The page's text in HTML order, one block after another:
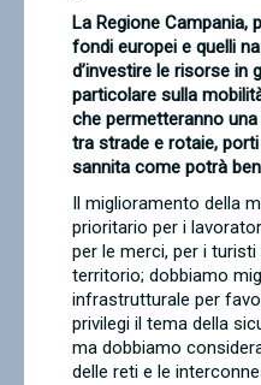
La Regione Campania,
fondi europei e quelli
d’investire le risorse in
particolare sulla
che permetteranno
tra strade e rotaie,
sannita come potrà
Il miglioramento della
prioritario per i
per le merci, per i
territorio; dobbiamo
infrastrutturale per
privilegi il tema della
ma dobbiamo
delle reti e le